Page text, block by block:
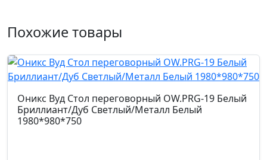
d60/PU
Механизм
топ-ган с синхроплатой с фиксацией в 3
положениях
Газпатрон мм.
Похожие товары
Оникс Вуд Стол переговорный OW.PRG-19 Белый
Бриллиант/Дуб Светлый/Металл Белый
1980*980*750